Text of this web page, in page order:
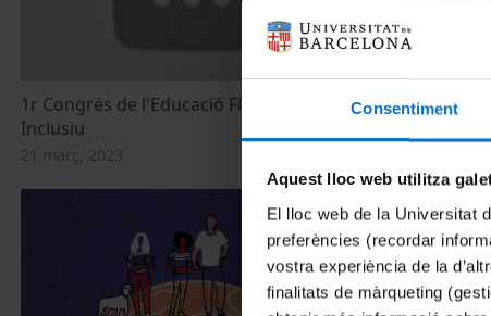
Consentiment
Aquest lloc web utilitza
El lloc web de la Universitat
preferències (recordar
vostra experiència de la
finalitats de màrqueting
1r Congrés de l'Educació Física i l'Esport
Inclusiu
21 març, 2023
Acogimiento